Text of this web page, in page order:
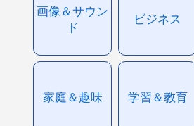
画像＆サウン
ド
ビジネス
家庭＆趣味 学習＆教育